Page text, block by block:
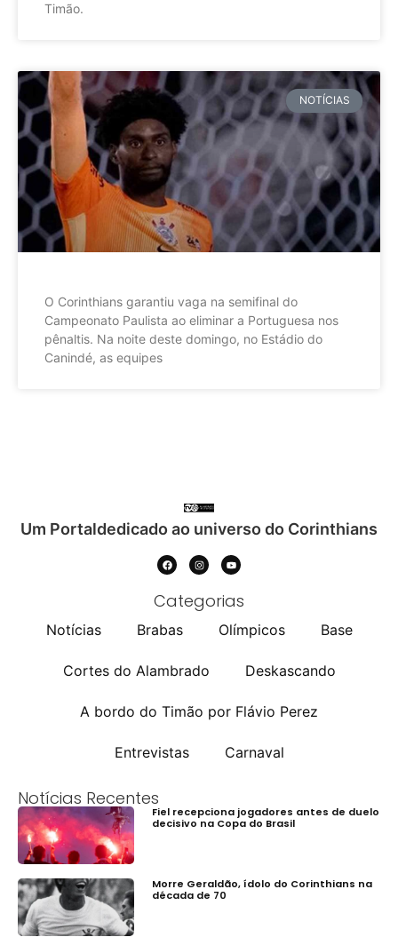
Timão.
NOTÍCIAS
O Corinthians garantiu vaga na semifinal do
Campeonato Paulista ao eliminar a Portuguesa nos
pênaltis. Na noite deste domingo, no Estádio do
Canindé, as equipes
Um Portaldedicado ao universo do Corinthians
Categorias
Notícias Brabas Olímpicos Base
Cortes do Alambrado Deskascando
A bordo do Timão por Flávio Perez
Entrevistas Carnaval
Notícias Recentes
Fiel recepciona jogadores antes de duelo
decisivo na Copa do Brasil
Morre Geraldão, ídolo do Corinthians na
década de 70